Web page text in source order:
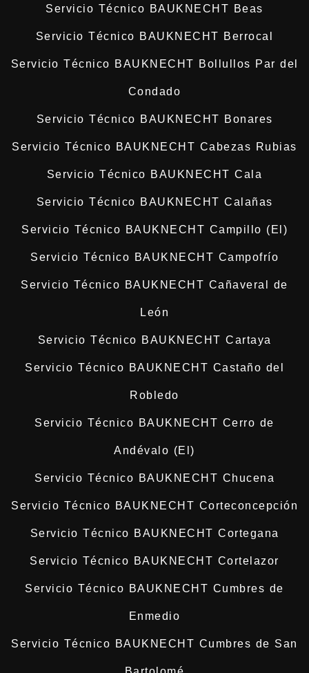
Servicio Técnico BAUKNECHT Beas
Servicio Técnico BAUKNECHT Berrocal
Servicio Técnico BAUKNECHT Bollullos Par del
Condado
Servicio Técnico BAUKNECHT Bonares
Servicio Técnico BAUKNECHT Cabezas Rubias
Servicio Técnico BAUKNECHT Cala
Servicio Técnico BAUKNECHT Calañas
Servicio Técnico BAUKNECHT Campillo (El)
Servicio Técnico BAUKNECHT Campofrío
Servicio Técnico BAUKNECHT Cañaveral de
León
Servicio Técnico BAUKNECHT Cartaya
Servicio Técnico BAUKNECHT Castaño del
Robledo
Servicio Técnico BAUKNECHT Cerro de
Andévalo (El)
Servicio Técnico BAUKNECHT Chucena
Servicio Técnico BAUKNECHT Corteconcepción
Servicio Técnico BAUKNECHT Cortegana
Servicio Técnico BAUKNECHT Cortelazor
Servicio Técnico BAUKNECHT Cumbres de
Enmedio
Servicio Técnico BAUKNECHT Cumbres de San